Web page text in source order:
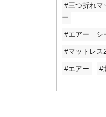
#三つ折れ
ー
#エアー シ
#マットレス
#エアー #